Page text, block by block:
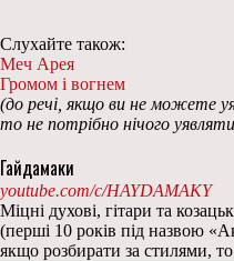
Слухайте також:
Меч Арея
Громом і вогнем
(до речі, якщо ви не можете
то не потрібно нічого
Гайдамаки
youtube.com/c/HAYDAMAKY
Міцні духові, гітари та
(перші 10 років під назвою
якщо розбирати за стилями, то